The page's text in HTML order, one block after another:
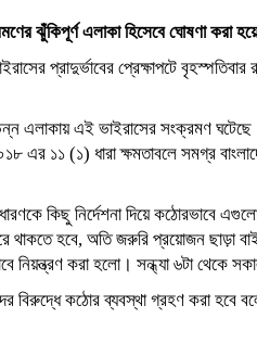
ঝুঁকিপূর্ণ এলাকা হিসেবে ঘোষণা করা
প্রাদুর্ভাবের প্রেক্ষাপটে
এলাকায় এই ভাইরাসের সংক্রমণ
এর ১১ (১) ধারা ক্ষমতাবলে সমগ্র
কিছু নির্দেশনা দিয়ে কঠোরভাবে
হবে, অতি জরুরি প্রয়োজন ছাড়া
নিয়ন্ত্রণ করা হলো। সন্ধ্যা ৬টা থেকে
বিরুদ্ধে কঠোর ব্যবস্থা গ্রহণ করা হবে